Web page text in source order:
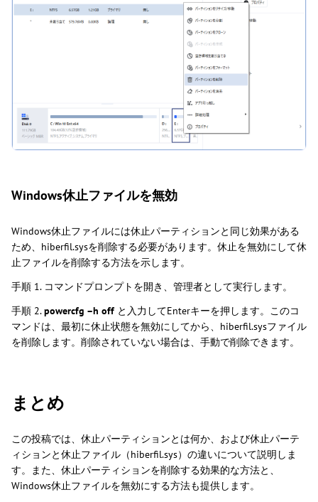
Windows休止ファイルを無効
Windows休止ファイルには休止パーティションと同じ効果がある
ため、hiberfil.sysを削除する必要があります。休止を無効にして休
止ファイルを削除する方法を示します。
手順 1. コマンドプロンプトを開き、管理者として実行します。
手順 2.powercfg –h off と入力してEnterキーを押します。このコ
マンドは、最初に休止状態を無効にしてから、hiberfil.sysファイル
を削除します。削除されていない場合は、手動で削除できます。
まとめ
この投稿では、休止パーティションとは何か、および休止パーテ
ィションと休止ファイル（hiberfil.sys）の違いについて説明しま
す。また、休止パーティションを削除する効果的な方法と、
Windows休止ファイルを無効にする方法も提供します。